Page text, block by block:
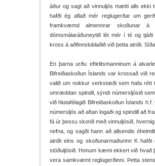
áður og sagt að vinnuljós mætti alls ekki
hafði ég aflað mér reglugerðar um
framkvæmd almennrar skoðunar á
dómsmálaráðuneytið lét mér í té og
kross á aðfinnslublaðið við þetta atriði.
En þarna urðu eftirlitsmanninum á
Bifreiðaskoðun Íslands var krossað við
valið um nokkur verkstæði sem hafa
umræddan spindil, sýndi númersljósið
við hlutafélagið Bifreiðaskoðun Íslands
númersljós að aftan logaði og spindill að
fá úr þessu skorið með vinnuljósið,
nefna, og sagði hann að allsendis
atriði eins og skoðunarmaðurinn K
stöðuljósið. Honum kæmi ekkert við hvað
vera samkvæmt reglugerðinni. Þetta